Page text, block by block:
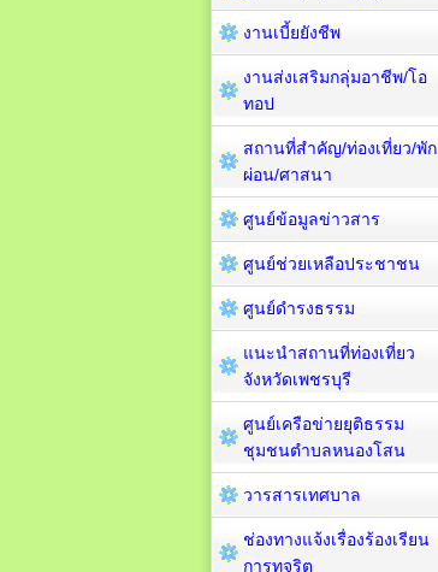
งานเบี้ยยังชีพ
งานส่งเสริมกลุ่มอาชีพ/โอ
ทอป
สถานที่สำคัญ/ท่องเที่ยว/พัก
ผ่อน/ศาสนา
ศูนย์ข้อมูลข่าวสาร
ศูนย์ช่วยเหลือประชาชน
ศูนย์ดำรงธรรม
แนะนำสถานที่ท่องเที่ยว
จังหวัดเพชรบุรี
ศูนย์เครือข่ายยุติธรรม
ชุมชนตำบลหนองโสน
วารสารเทศบาล
ช่องทางแจ้งเรื่องร้องเรียน
การทุจริต